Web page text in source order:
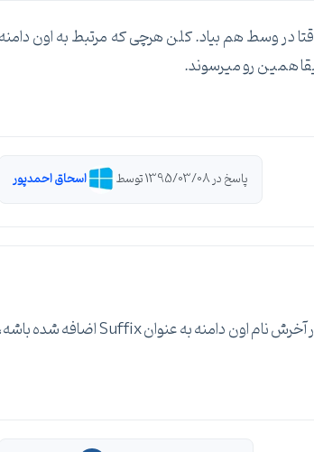
در وسط هم بیاد. کلن هرچی که مرتبط به اون دامنه
پاسخ در 1395/03/08 توسط اسحاق احمدپور
یعنی در یک دامنه هرچیزی که به نحوی به اون دامنه ربط داشته باشه و در آخرش نام اون دامنه به عنوان Suffix اضافه شده باشه،